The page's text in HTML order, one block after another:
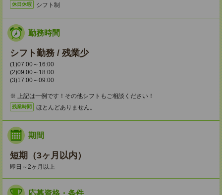
休日休暇 シフト制
勤務時間
シフト勤務 / 残業少
(1)07:00～16:00
(2)09:00～18:00
(3)17:00～09:00
※ 上記は一例です！その他シフトもご相談ください！
残業時間 ほとんどありません。
期間
短期（3ヶ月以内）
即日～2ヶ月以上
応募資格・条件